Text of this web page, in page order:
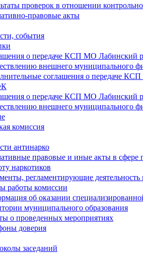
проверок в отношении
правовые акты
события
о передаче КСП МО Лабинский
внешнего муниципального
соглашения о передаче
о передаче КСП МО Лабинский
внешнего муниципального
комиссия
антинарко
правовые и иные акты в сфере
наркотиков
регламентирующие деятельность
работы комиссии
об оказании
муниципального образования
о проведенных мероприятиях
доверия
заседаний